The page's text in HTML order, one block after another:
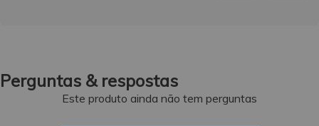
Perguntas & respostas
Este produto ainda não tem perguntas